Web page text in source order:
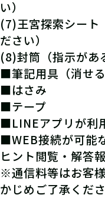
い）
(7)王宮探索シート
ださい）
(8)封筒（指示があ
■筆記用具（消せる
■はさみ
■テープ
■LINEアプリが利
■WEB接続が可能
ヒント閲覧・解答
※通信料等はお客
かじめご了承くださ